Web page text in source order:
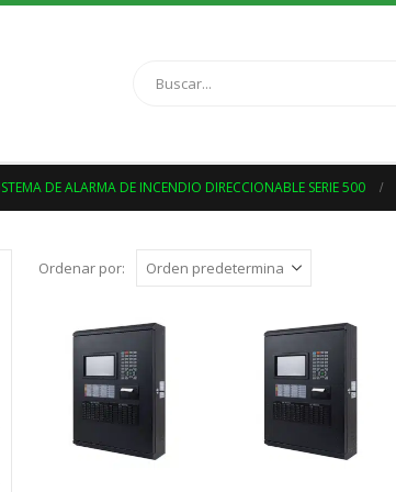
DE ALARMA DE INCENDIO DIRECCIONABLE SERIE 500
Ordenar por: